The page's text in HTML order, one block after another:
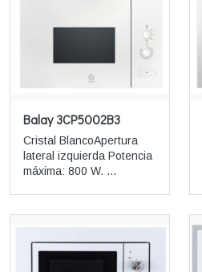
Balay 3CP5002B3
Cristal BlancoApertura
lateral izquierda Potencia
máxima: 800 W. ...